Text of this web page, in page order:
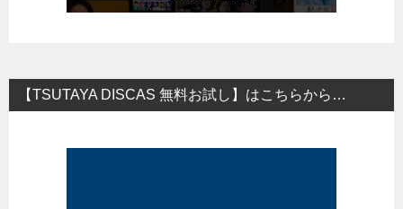
【TSUTAYA DISCAS 無料お試し】はこちらから…